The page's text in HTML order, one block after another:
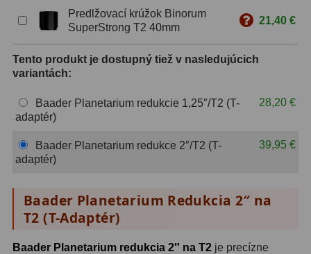
Barlow
Mesačné a polarizačné
Slnečné42
CLS a UHC14
Širokopásmové
OIII 21
Hβ4
Predlžovací krúžok Binorum
SuperStrong T2 40mm
21,40 €
Tento produkt je dostupný tiež v nasledujúcich
variantách:
Baader Planetarium redukcie 1,25″/T2 (T-
adaptér)
28,20 €
Baader Planetarium redukce 2″/T2 (T-
adaptér)
39,95 €
Baader Planetarium Redukcia 2″ na
T2 (T-Adaptér)
Baader Planetarium redukcia 2″ na T2 je precízne